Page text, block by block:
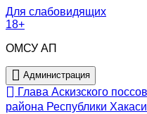
Для слабовидящих
18+
ОМСУ АП
Администрация
Глава Аскизского
района Республики